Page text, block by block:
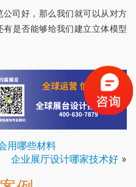
司好，那么我们就可以从对方
是否能够给我们建立立体模型
用哪些材料
企业展厅设计哪家技术好 »